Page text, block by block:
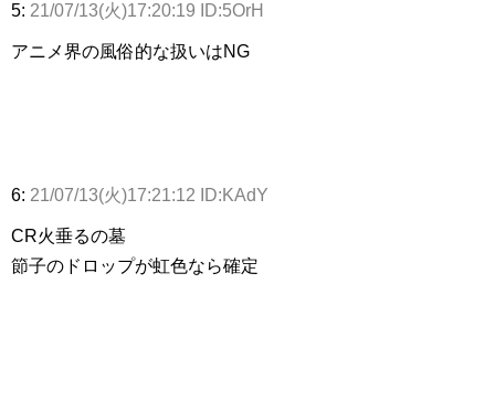
5: 21/07/13(火)17:20:19 ID:5OrH
アニメ界の風俗的な扱いはNG
6: 21/07/13(火)17:21:12 ID:KAdY
CR火垂るの墓
節子のドロップが虹色なら確定